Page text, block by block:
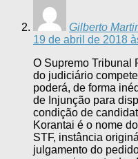
Gilberto
19 de abril de 2018
O Supremo Tribunal
do judiciário
poderá, de forma
de Injunção para
condição de
Korantai é o nome
STF, instância
julgamento do